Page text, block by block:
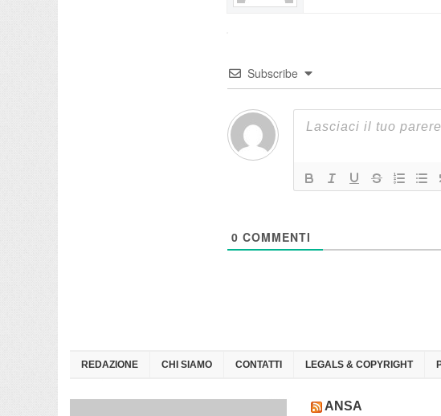
Subscribe
0 COMMENTI
REDAZIONE CHI SIAMO CONTATTI LEGALS & COPYRIGHT
ANSA